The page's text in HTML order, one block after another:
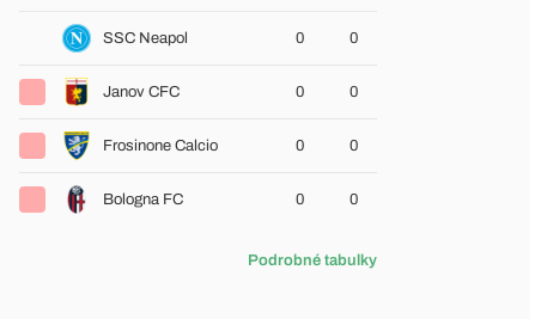
SSC Neapol 0 0
Janov CFC 0 0
Frosinone Calcio 0 0
Bologna FC 0 0
Podrobné tabulky